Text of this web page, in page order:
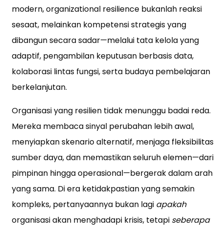
modern, organizational resilience bukanlah reaksi
sesaat, melainkan kompetensi strategis yang
dibangun secara sadar—melalui tata kelola yang
adaptif, pengambilan keputusan berbasis data,
kolaborasi lintas fungsi, serta budaya pembelajaran
berkelanjutan.
Organisasi yang resilien tidak menunggu badai reda.
Mereka membaca sinyal perubahan lebih awal,
menyiapkan skenario alternatif, menjaga fleksibilitas
sumber daya, dan memastikan seluruh elemen—dari
pimpinan hingga operasional—bergerak dalam arah
yang sama. Di era ketidakpastian yang semakin
kompleks, pertanyaannya bukan lagi apakah
organisasi akan menghadapi krisis, tetapi seberapa